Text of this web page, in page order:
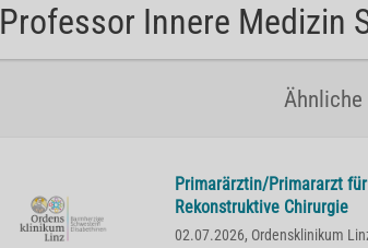
Professor Innere Medizin
Ähnliche
Primarärztin/Primararzt
Rekonstruktive Chirurgie
02.07.2026, Ordensklinikum